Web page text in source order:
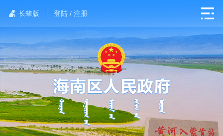
长辈版 登陆 / 注册